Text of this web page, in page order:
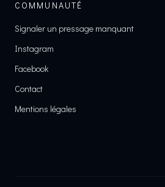
COMMUNAUTÉ
Signaler un pressage manquant
Instagram
Facebook
Contact
Mentions légales